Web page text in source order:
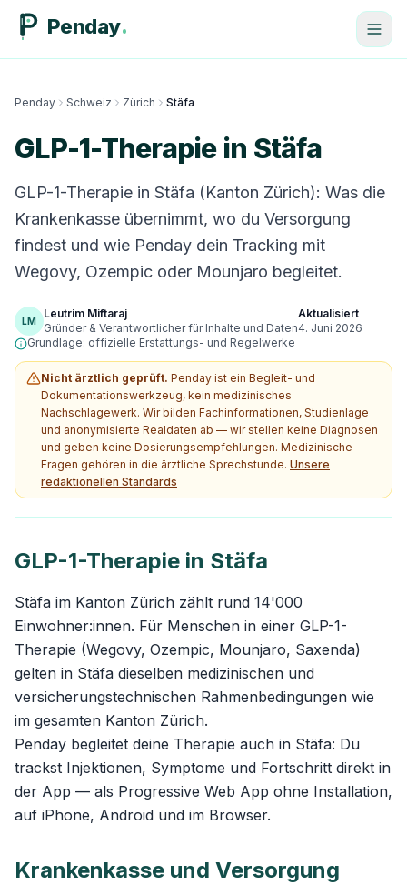
Penday
Penday Schweiz Zürich Stäfa
GLP-1-Therapie in Stäfa
GLP-1-Therapie in Stäfa (Kanton Zürich): Was die
Krankenkasse übernimmt, wo du Versorgung
findest und wie Penday dein Tracking mit
Wegovy, Ozempic oder Mounjaro begleitet.
LM
Leutrim Miftaraj
Gründer & Verantwortlicher für Inhalte und Daten
Aktualisiert
4. Juni 2026
Grundlage: offizielle Erstattungs- und Regelwerke
Nicht ärztlich geprüft. Penday ist ein Begleit- und
Dokumentationswerkzeug, kein medizinisches
Nachschlagewerk. Wir bilden Fachinformationen, Studienlage
und anonymisierte Realdaten ab — wir stellen keine Diagnosen
und geben keine Dosierungsempfehlungen. Medizinische
Fragen gehören in die ärztliche Sprechstunde. Unsere
redaktionellen Standards
GLP-1-Therapie in Stäfa
Stäfa im Kanton Zürich zählt rund 14'000
Einwohner:innen. Für Menschen in einer GLP-1-
Therapie (Wegovy, Ozempic, Mounjaro, Saxenda)
gelten in Stäfa dieselben medizinischen und
versicherungstechnischen Rahmenbedingungen wie
im gesamten Kanton Zürich.
Penday begleitet deine Therapie auch in Stäfa: Du
trackst Injektionen, Symptome und Fortschritt direkt in
der App — als Progressive Web App ohne Installation,
auf iPhone, Android und im Browser.
Krankenkasse und Versorgung